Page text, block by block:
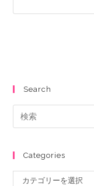
Search
Categories
カテゴリーを選択